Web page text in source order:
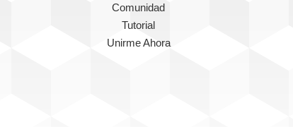
Comunidad
Tutorial
Unirme Ahora